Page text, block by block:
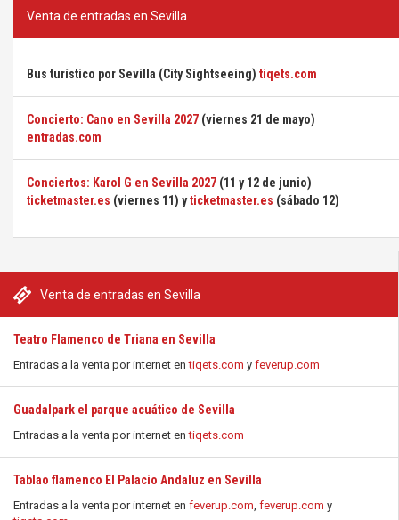
Venta de entradas en Sevilla
Teatro Flamenco de Triana en Sevilla
Entradas a la venta por internet entiqets.com y feverup.com
Guadalpark el parque acuático de Sevilla
Entradas a la venta por internet entiqets.com
Tablao flamenco El Palacio Andaluz en Sevilla
Entradas a la venta por internet en feverup.com, feverup.com y
Venta de entradas en Sevilla
Bus turístico por Sevilla (City Sightseeing) tiqets.com
Concierto: Cano en Sevilla 2027 (viernes 21 de mayo)
entradas.com
Conciertos: Karol G en Sevilla 2027 (11 y 12 de junio)
ticketmaster.es (viernes 11) yticketmaster.es (sábado 12)